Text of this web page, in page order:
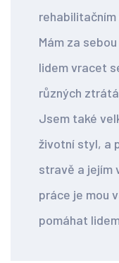
Mám za
lidem vracet
různých
Jsem také
životní styl, a
stravě a jejím
práce je mou
pomáhat